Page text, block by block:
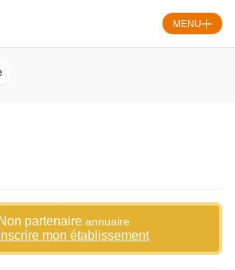
MENU
Non partenaire annuaire
Inscrire mon établissement